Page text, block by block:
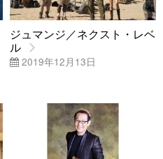
ジュマンジ／ネクスト・レベ
ル
2019年12月13日